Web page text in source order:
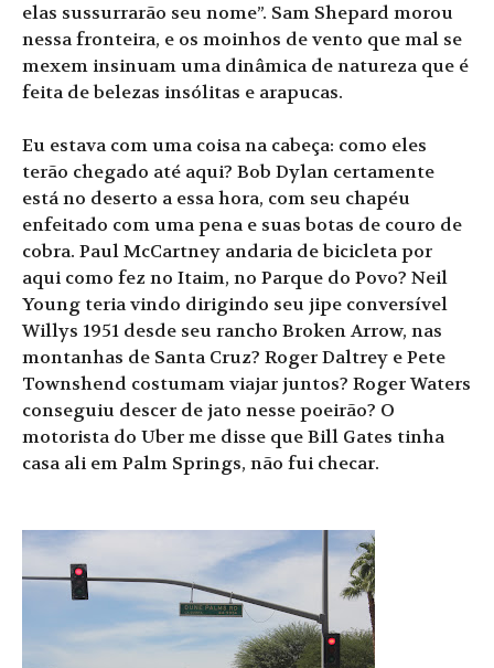
elas sussurrarão seu nome”. Sam Shepard morou
nessa fronteira, e os moinhos de vento que mal se
mexem insinuam uma dinâmica de natureza que é
feita de belezas insólitas e arapucas.
Eu estava com uma coisa na cabeça: como eles
terão chegado até aqui? Bob Dylan certamente
está no deserto a essa hora, com seu chapéu
enfeitado com uma pena e suas botas de couro de
cobra. Paul McCartney andaria de bicicleta por
aqui como fez no Itaim, no Parque do Povo? Neil
Young teria vindo dirigindo seu jipe conversível
Willys 1951 desde seu rancho Broken Arrow, nas
montanhas de Santa Cruz? Roger Daltrey e Pete
Townshend costumam viajar juntos? Roger Waters
conseguiu descer de jato nesse poeirão? O
motorista do Uber me disse que Bill Gates tinha
casa ali em Palm Springs, não fui checar.